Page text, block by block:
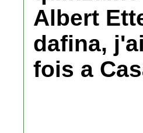
Albert
dafina,
fois a